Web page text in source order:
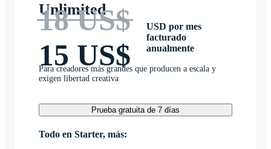
Unlimited
18 US$
15 US$
USD por mes
facturado
anualmente
Para creadores más grandes que producen a escala y
exigen libertad creativa
Prueba gratuita de 7 días
Todo en Starter, más: